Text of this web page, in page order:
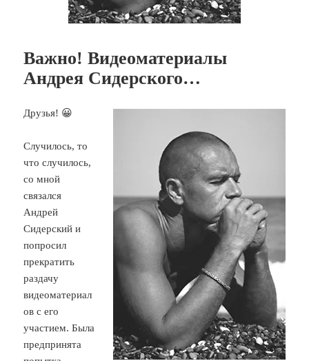
Важно! Видеоматериалы
Андрея Сидерского…
Друзья! 😀
Случилось, то
что случилось,
со мной
связался
Андрей
Сидерский и
попросил
прекратить
раздачу
видеоматериал
ов с его
участием. Была
предпринята